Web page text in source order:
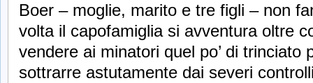
Boer – moglie, marito e tre figli – non
volta il capofamiglia si avventura oltre
vendere ai minatori quel po’ di trinciato
sottrarre astutamente dai severi